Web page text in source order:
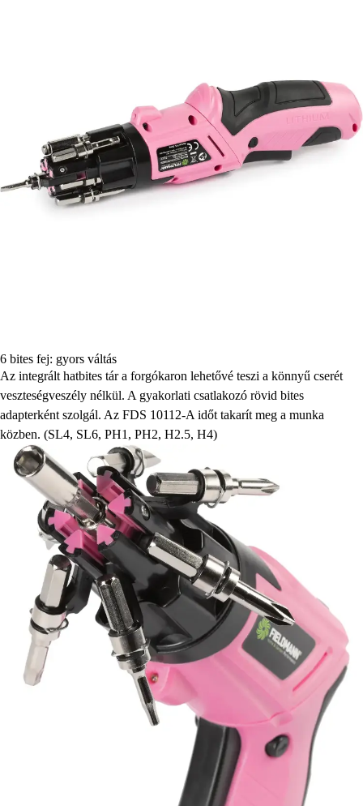
6 bites fej: gyors váltás
Az integrált hatbites tár a forgókaron lehetővé teszi a könnyű cserét
veszteségveszély nélkül. A gyakorlati csatlakozó rövid bites
adapterként szolgál. Az FDS 10112-A időt takarít meg a munka
közben. (SL4, SL6, PH1, PH2, H2.5, H4)